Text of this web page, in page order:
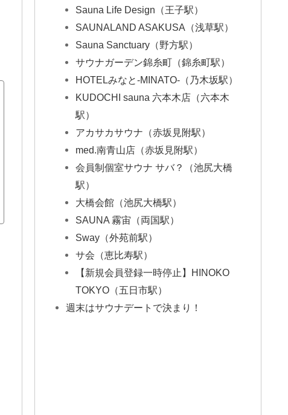
Sauna Life Design（王子駅）
SAUNALAND ASAKUSA（浅草駅）
Sauna Sanctuary（野方駅）
サウナガーデン錦糸町（錦糸町駅）
HOTELみなと-MINATO-（乃木坂駅）
KUDOCHI sauna 六本木店（六本木
駅）
アカサカサウナ（赤坂見附駅）
med.南青山店（赤坂見附駅）
会員制個室サウナ サバ？（池尻大橋
駅）
大橋会館（池尻大橋駅）
SAUNA 霧宙（両国駅）
Sway（外苑前駅）
サ会（恵比寿駅）
【新規会員登録一時停止】HINOKO
TOKYO（五日市駅）
週末はサウナデートで決まり！